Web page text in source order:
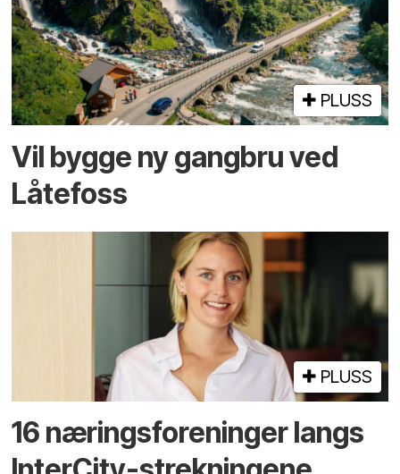
PLUSS
Vil bygge ny gangbru ved
Låtefoss
PLUSS
16 næringsforeninger langs